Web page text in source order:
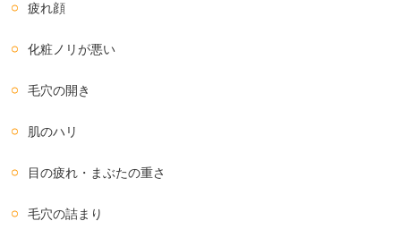
疲れ顔
化粧ノリが悪い
毛穴の開き
肌のハリ
目の疲れ・まぶたの重さ
毛穴の詰まり